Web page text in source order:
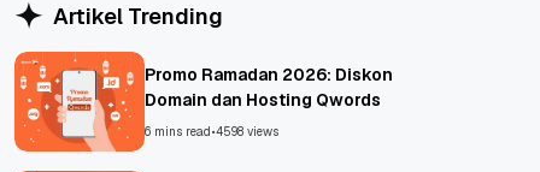
Artikel Trending
Promo Ramadan 2026: Diskon
Domain dan Hosting Qwords
6 mins read•4598 views